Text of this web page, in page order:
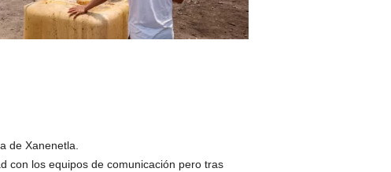
de Xanenetla.
con los equipos de comunicación pero tras